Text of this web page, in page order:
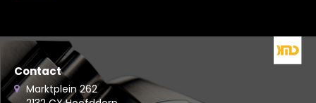
Contact
Marktplein 262